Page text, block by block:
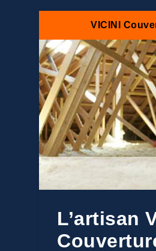
VICINI
L’artisan